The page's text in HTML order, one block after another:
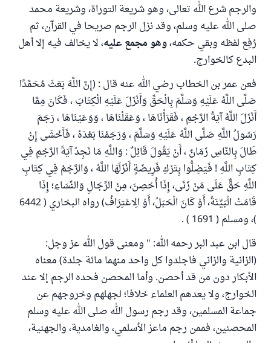
والرجم شرع الله تعالى، وهو شريعة التوراة، وشريعة محمد
صلى الله عليه وسلم، وقد نزل الرجم صريحا في القرآن، ثم
رُفِع لفظه وبقي حكمه،وهو مجمع عليه، لا يخالف فيه إلا أهل
البدع كالخوارج.
فعن عمر بن الخطاب رضي الله عنه قال : (إِنَّ اللَّهَ بَعَثَ مُحَمَّدًا
صَلَّى اللَّهُ عَلَيْهِ وَسَلَّمَ بِالْحَقِّ وَأَنْزَلَ عَلَيْهِ الْكِتَابَ ، فَكَانَ مِمَّا
أَنْزَلَ اللَّهُ آيَةُ الرَّجْمِ ، فَقَرَأْنَاهَا ، وَعَقَلْنَاهَا ، وَوَعَيْنَاهَا ، رَجَمَ
رَسُولُ اللَّهِ صَلَّى اللَّهُ عَلَيْهِ وَسَلَّمَ ، وَرَجَمْنَا بَعْدَهُ ، فَأَخْشَى إِنْ
طَالَ بِالنَّاسِ زَمَانٌ ، أَنْ يَقُولَ قَائِلٌ : وَاللَّهِ مَا نَجِدُ آيَةَ الرَّجْمِ فِي
كِتَابِ اللَّهِ ! فَيَضِلُّوا بِتَرْكِ فَرِيضَةٍ أَنْزَلَهَا اللَّهُ ، وَالرَّجْمُ فِي كِتَابِ
اللَّهِ حَقٌّ عَلَى مَنْ زَنَى، إِذَا أُحْصِنَ، مِنْ الرِّجَالِ وَالنِّسَاءِ؛ إِذَا
قَامَتْ الْبَيِّنَةُ، أَوْ كَانَ الْحَبَلُ، أَوْ الِاعْتِرَافُ) رواه البخاري ( 6442
)، ومسلم ( 1691 ) .
قال ابن عبد البر رحمه الله: " ومعنى قول الله عز وجل:
(الزانية والزاني فاجلدوا كل واحد منهما مائة جلدة) معناه
الأبكار دون من قد أحصن. وأما المحصن فحده الرجم إلا عند
الخوارج، ولا يعدهم العلماء خلافا؛ لجهلهم وخروجهم عن
جماعة المسلمين، وقد رجم رسول الله صلى الله عليه وسلم
المحصنين، فممن رجم ماعز الأسلمي، والغامدية، والجهنية،